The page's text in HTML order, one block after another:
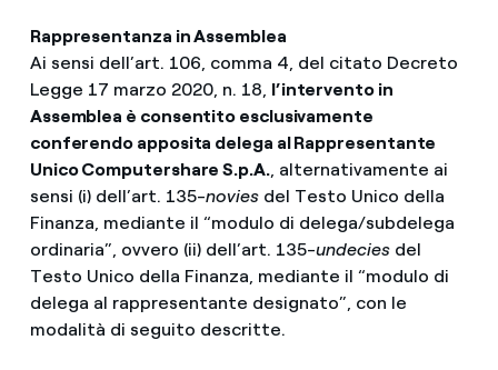
Rappresentanza in Assemblea
Ai sensi dell’art. 106, comma 4, del citato Decreto
Legge 17 marzo 2020, n. 18, l’intervento in
Assemblea è consentito esclusivamente
conferendo apposita delega al Rappresentante
Unico Computershare S.p.A., alternativamente ai
sensi (i) dell’art. 135-novies del Testo Unico della
Finanza, mediante il “modulo di delega/subdelega
ordinaria”, ovvero (ii) dell’art. 135-undecies del
Testo Unico della Finanza, mediante il “modulo di
delega al rappresentante designato”, con le
modalità di seguito descritte.